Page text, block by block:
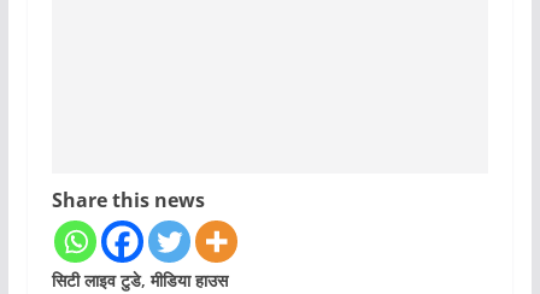
Share this news
सिटी लाइव टुडे, मीडिया हाउस